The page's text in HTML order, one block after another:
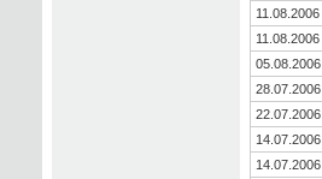
11.08.2006
11.08.2006
05.08.2006
28.07.2006
22.07.2006
14.07.2006
14.07.2006